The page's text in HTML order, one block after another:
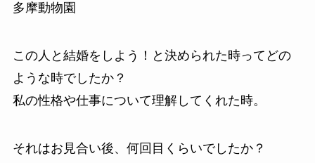
多摩動物園
この人と結婚をしよう！と決められた時ってどの
ような時でしたか？
私の性格や仕事について理解してくれた時。
それはお見合い後、何回目くらいでしたか？